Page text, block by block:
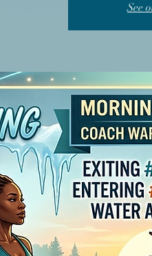
See